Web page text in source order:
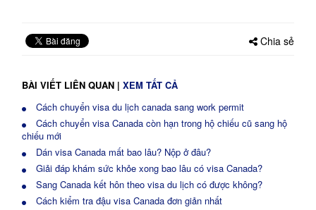
Chia sẻ
BÀI VIẾT LIÊN QUAN | XEM TẤT CẢ
Cách chuyển visa du lịch canada sang work permit
Cách chuyển visa Canada còn hạn trong hộ chiếu cũ sang hộ
chiếu mới
Dán visa Canada mất bao lâu? Nộp ở đâu?
Giải đáp khám sức khỏe xong bao lâu có visa Canada?
Sang Canada kết hôn theo visa du lịch có được không?
Cách kiểm tra đậu visa Canada đơn giản nhất